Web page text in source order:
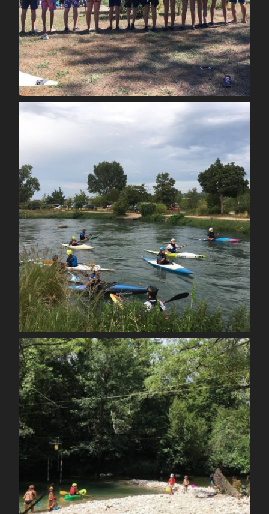
Août 30
Août 26
spcoccanoekayakduloup